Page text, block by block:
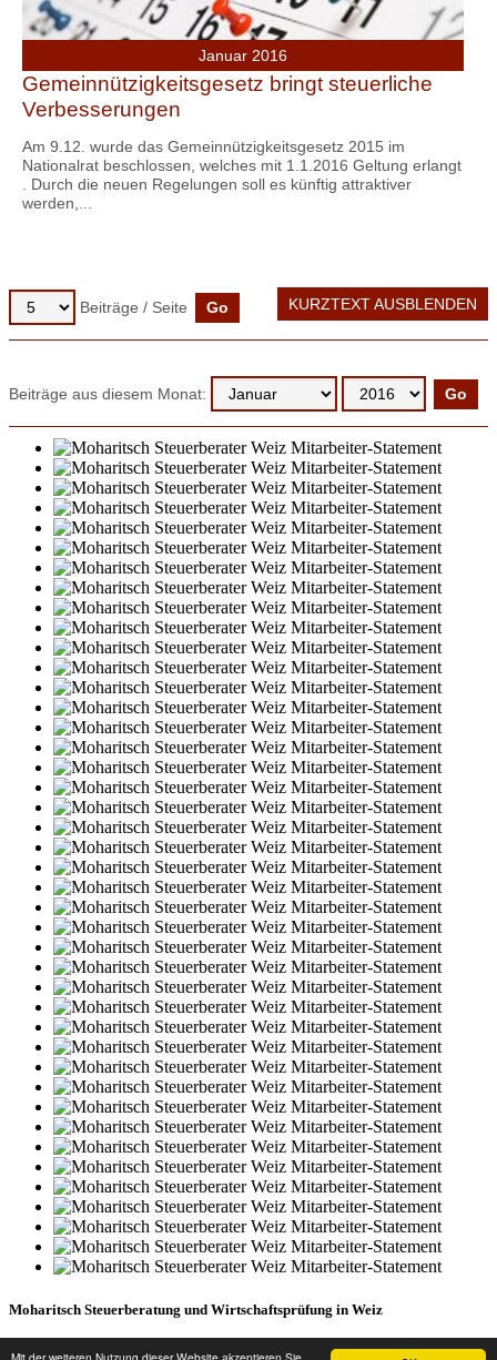
Januar 2016
Gemeinnützigkeitsgesetz bringt steuerliche
Verbesserungen
Am 9.12. wurde das Gemeinnützigkeitsgesetz 2015 im
Nationalrat beschlossen, welches mit 1.1.2016 Geltung erlangt
. Durch die neuen Regelungen soll es künftig attraktiver
werden,...
Beiträge / Seite KURZTEXT AUSBLENDEN
Beiträge aus diesem Monat:
Moharitsch Steuerberatung und Wirtschaftsprüfung in Weiz
ImpressumI DatenschutzISitemap